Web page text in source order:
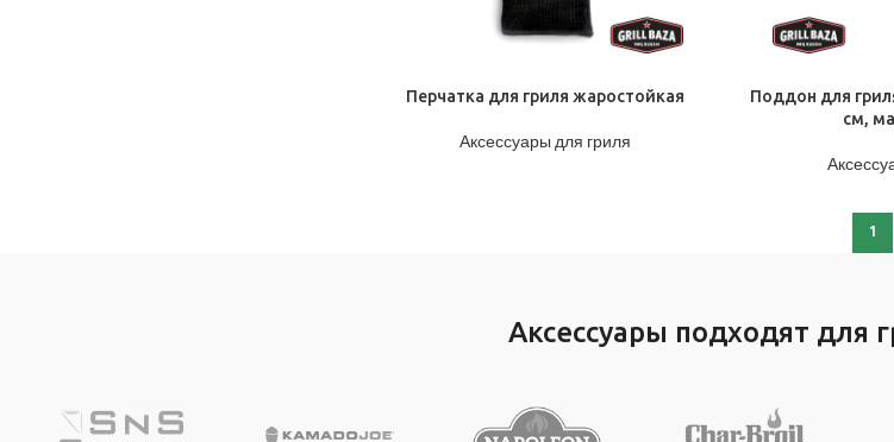
ПОДРОБНЕЕ
Перчатка для гриля жаростойкая
Аксессуары для гриля
ПОДРОБНЕЕ
Поддон для
см,
1
Аксессуары подходят для